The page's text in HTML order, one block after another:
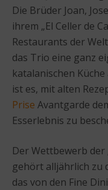
Die Brüder Joan,
ihrem „El Celler de
Restaurants der
das Trio eine ganz
katalanischen
ist es, mit alten
Prise Avantgarde
Esserlebnis zu
Der Wettbewerb der
gehört alljährlich zu
das von den Fine